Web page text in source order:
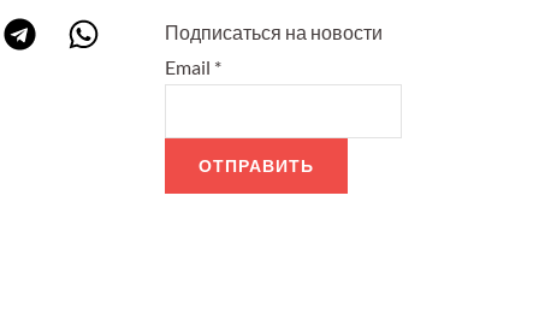
Подписаться на новости
Email *
ОТПРАВИТЬ